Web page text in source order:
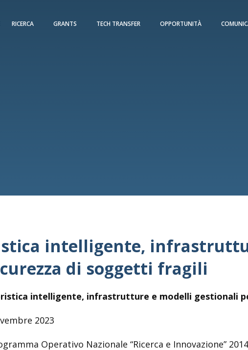
RICERCA GRANTS TECH TRANSFER OPPORTUNITÀ
intelligente,
di soggetti fragili
intelligente, infrastrutture e modelli gestionali
2023
Operativo Nazionale “Ricerca e Innovazione”